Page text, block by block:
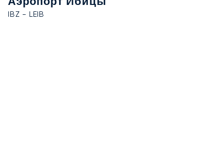
Аэропорт Ибицы
IBZ - LEIB